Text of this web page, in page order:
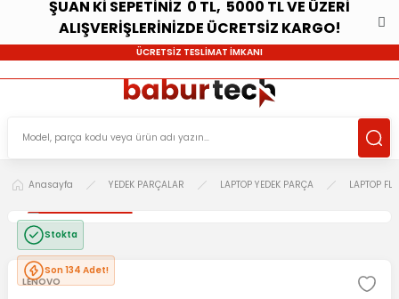
ŞUAN Kİ SEPETİNİZ 0 TL, 5000 TL VE ÜZERİ
ALIŞVERİŞLERİNİZDE ÜCRETSİZ KARGO!
ÜCRETSİZ TESLİMAT İMKANI
Anasayfa YEDEK PARÇALAR LAPTOP YEDEK PARÇA LAPTOP
Stokta
Son 134 Adet!
LENOVO